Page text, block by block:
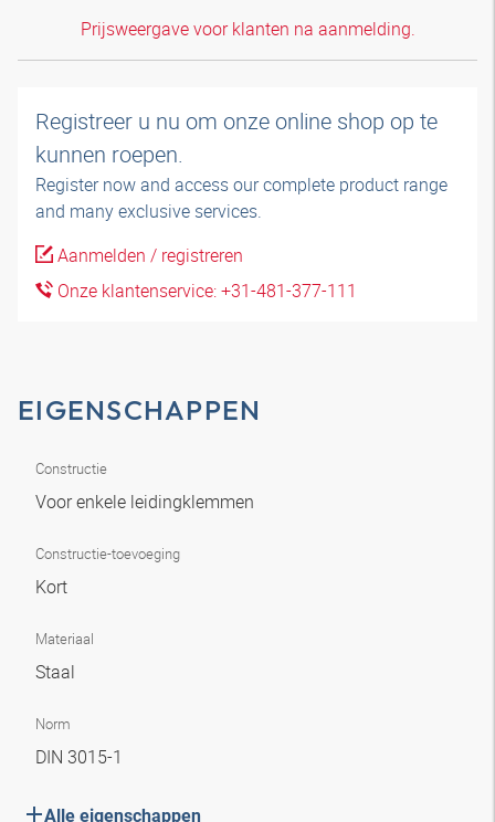
Prijsweergave voor klanten na aanmelding.
Registreer u nu om onze online shop op te
kunnen roepen.
Register now and access our complete product range
and many exclusive services.
Aanmelden / registreren
Onze klantenservice: +31-481-377-111
EIGENSCHAPPEN
Constructie
Voor enkele leidingklemmen
Constructie-toevoeging
Kort
Materiaal
Staal
Norm
DIN 3015-1
Alle eigenschappen